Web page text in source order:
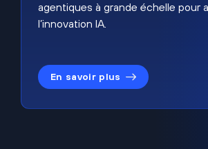
agentiques à grande échelle pour
l’innovation IA.
En savoir plus